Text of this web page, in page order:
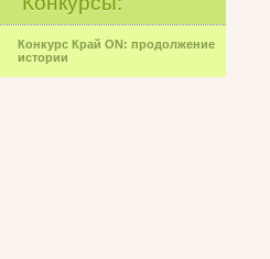
Конкурс Край ON: продолжение
истории